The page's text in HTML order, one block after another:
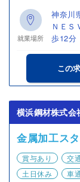
就業場所
神奈川
ＮＥ
歩12分
この
横浜鋼材株式
金属加工ス
賞与あり
交
土日休み
車